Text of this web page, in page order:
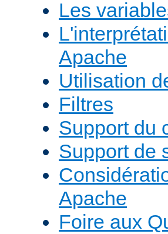
Les
Apache
Utilisation
Filtres
Support du
Support de
Apache
Foire aux